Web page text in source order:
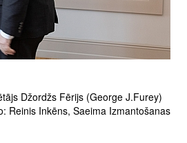
Džordžs Fērijs (George J.Furey)
Reinis Inkēns, Saeima Izmantošanas